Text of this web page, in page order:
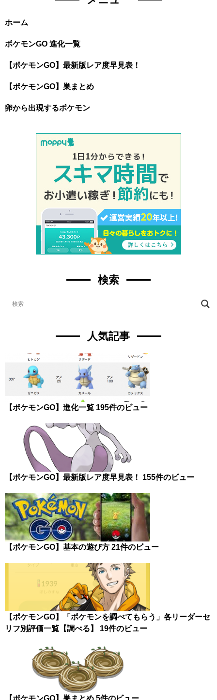
ホーム
ポケモンGO 進化一覧
【ポケモンGO】最新版レア度早見表！
【ポケモンGO】巣まとめ
卵から出現するポケモン
検索
人気記事
【ポケモンGO】進化一覧 195件のビュー
【ポケモンGO】最新版レア度早見表！ 155件のビュー
【ポケモンGO】基本の遊び方 21件のビュー
【ポケモンGO】「ポケモンを調べてもらう」各リーダーセ
リフ別評価一覧【調べる】
19件のビュー
【ポケモンGO】巣まとめ 5件のビュー